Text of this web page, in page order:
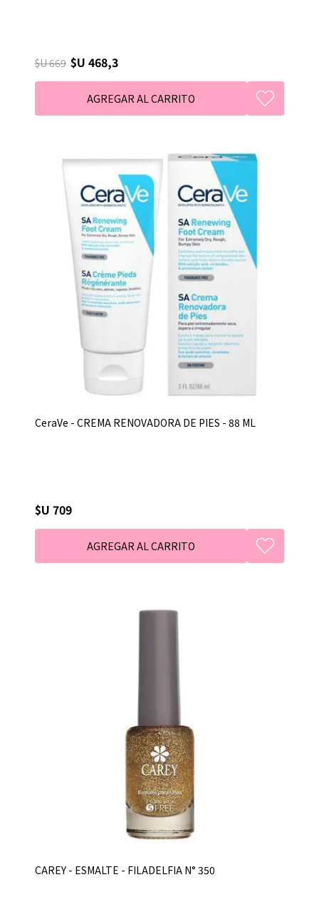
$U 669 $U 468,3
CeraVe - CREMA RENOVADORA DE PIES - 88 ML
$U 709
CAREY - ESMALTE - FILADELFIA N° 350